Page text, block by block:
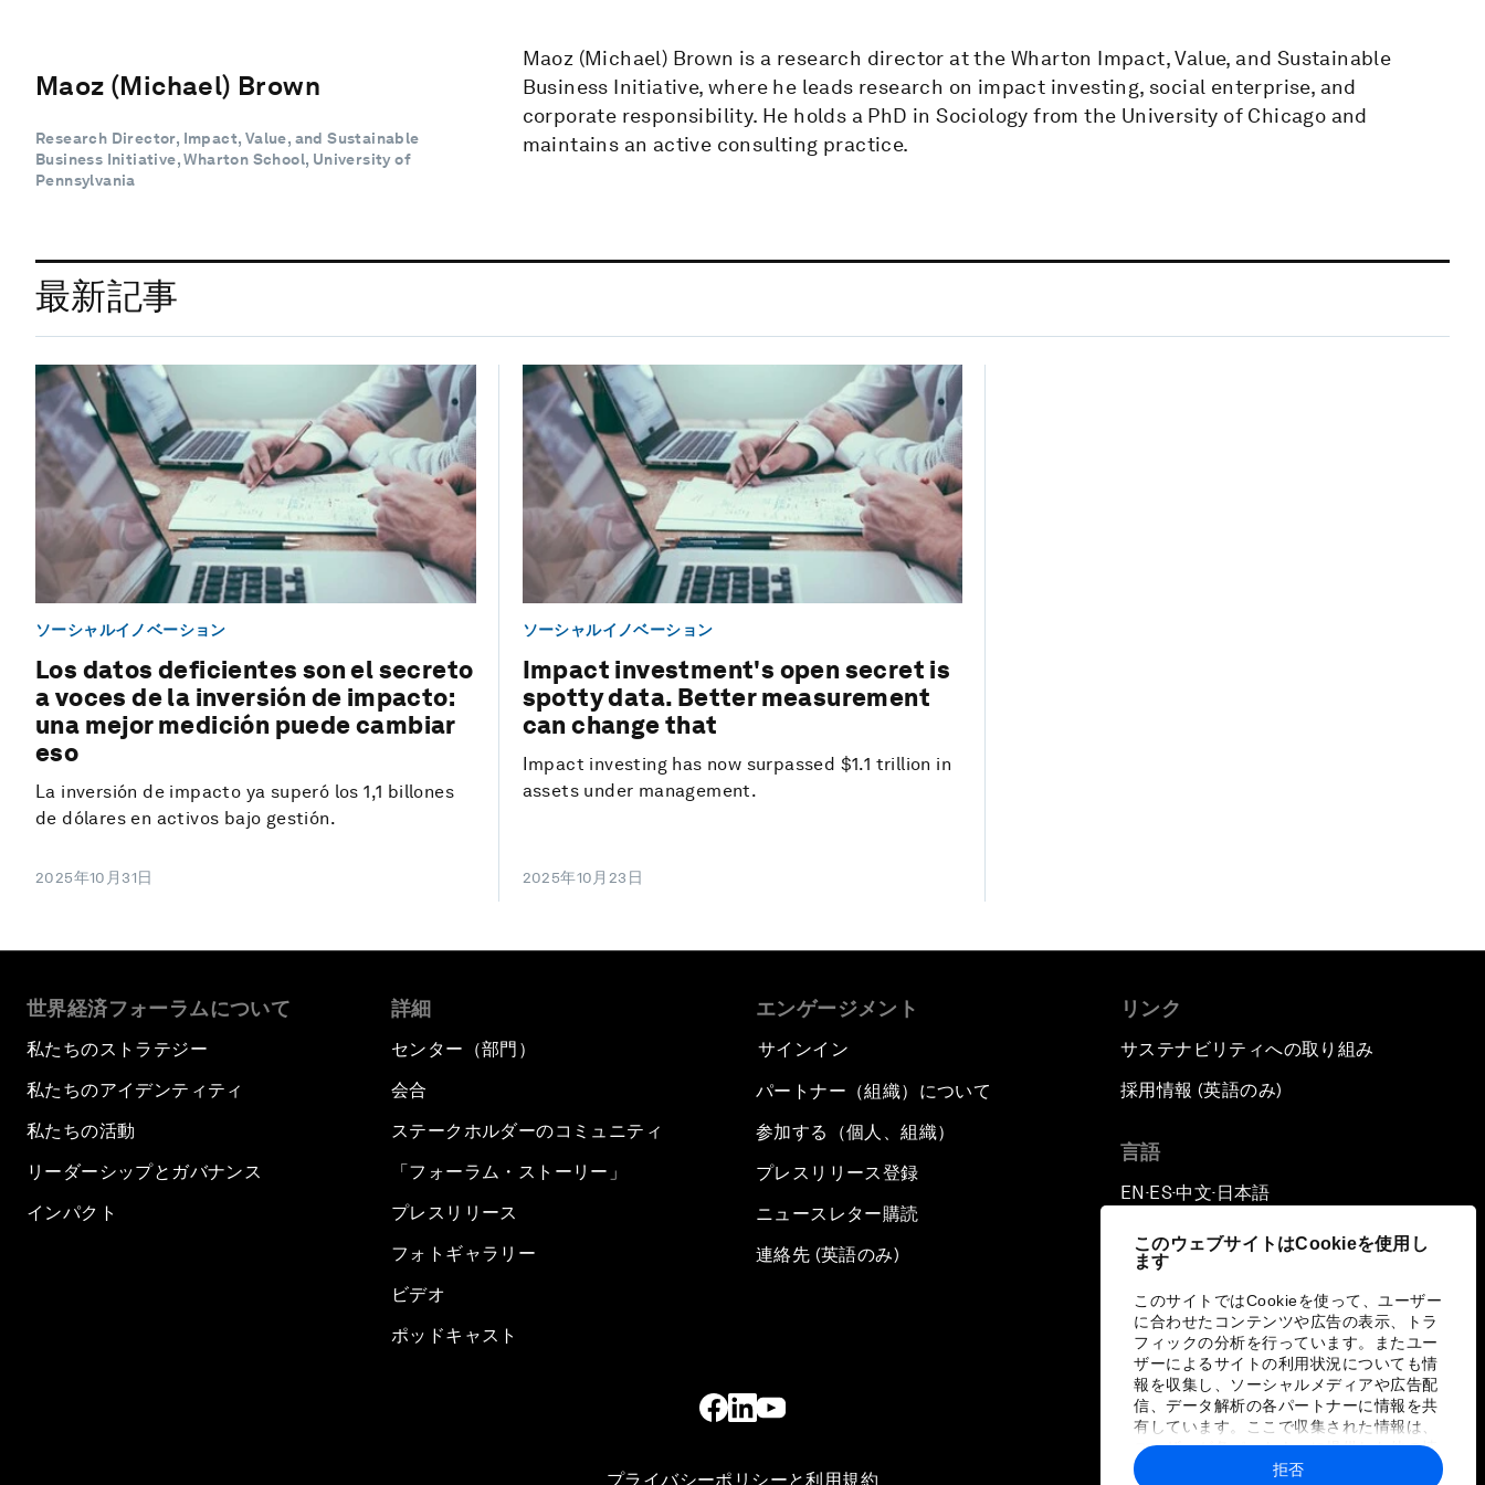
このウェブサイトはCookieを使用し
ます
このサイトではCookieを使って、ユーザー
に合わせたコンテンツや広告の表示、トラ
フィックの分析を行っています。またユー
ザーによるサイトの利用状況についても情
報を収集し、ソーシャルメディアや広告配
信、データ解析の各パートナーに情報を共
有しています。ここで収集された情報は、
ユーザーが各パートナーに提供した他の情
報や各パートナーのサービスを使用した際
拒否
Maoz (Michael) Brown
Research Director, Impact, Value, and Sustainable
Business Initiative, Wharton School, University of
Pennsylvania
Maoz (Michael) Brown is a research director at the Wharton Impact, Value, and Sustainable
Business Initiative, where he leads research on impact investing, social enterprise, and
corporate responsibility. He holds a PhD in Sociology from the University of Chicago and
maintains an active consulting practice.
最新記事
ソーシャルイノベーション
Los datos deficientes son el secreto
a voces de la inversión de impacto:
una mejor medición puede cambiar
eso
La inversión de impacto ya superó los 1,1 billones
de dólares en activos bajo gestión.
2025年10月31日
ソーシャルイノベーション
Impact investment's open secret is
spotty data. Better measurement
can change that
Impact investing has now surpassed $1.1 trillion in
assets under management.
2025年10月23日
世界経済フォーラムについて
私たちのストラテジー
私たちのアイデンティティ
私たちの活動
リーダーシップとガバナンス
インパクト
詳細
センター（部門）
会合
ステークホルダーのコミュニティ
「フォーラム・ストーリー」
プレスリリース
フォトギャラリー
ビデオ
ポッドキャスト
エンゲージメント
サインイン
パートナー（組織）について
参加する（個人、組織）
プレスリリース登録
ニュースレター購読
連絡先 (英語のみ)
リンク
サステナビリティへの取り組み
採用情報 (英語のみ)
言語
EN ▪ ES▪中文▪ 日本語
プライバシーポリシーと利用規約